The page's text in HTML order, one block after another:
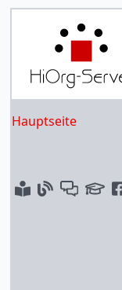
Hauptseite